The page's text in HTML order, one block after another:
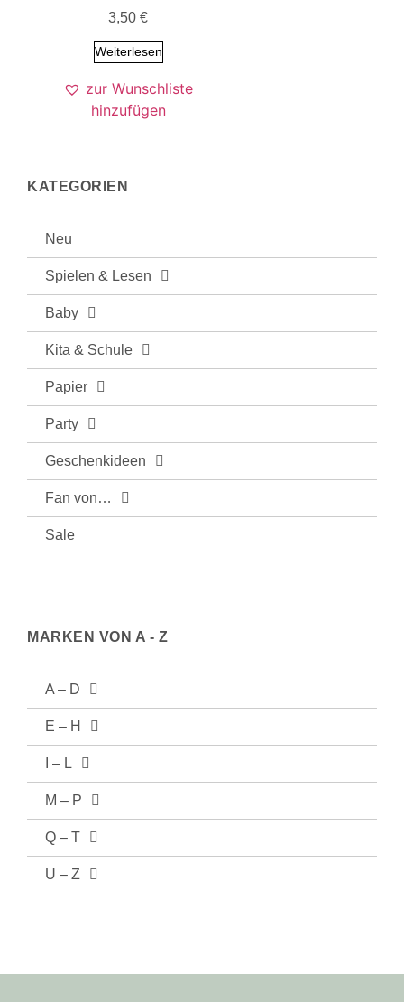
KATEGORIEN
Neu
Spielen & Lesen
Baby
Kita & Schule
Papier
Party
Geschenkideen
Fan von…
Sale
MARKEN VON A - Z
A – D
E – H
I – L
M – P
Q – T
U – Z
3,50 €
Weiterlesen
zur Wunschliste
hinzufügen